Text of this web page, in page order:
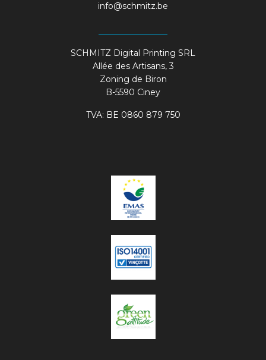
info@schmitz.be
SCHMITZ Digital Printing SRL
Allée des Artisans, 3
Zoning de Biron
B-5590 Ciney
TVA: BE 0860 879 750